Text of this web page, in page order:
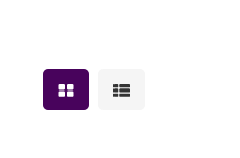
Mostrar resultados em
Mostrar